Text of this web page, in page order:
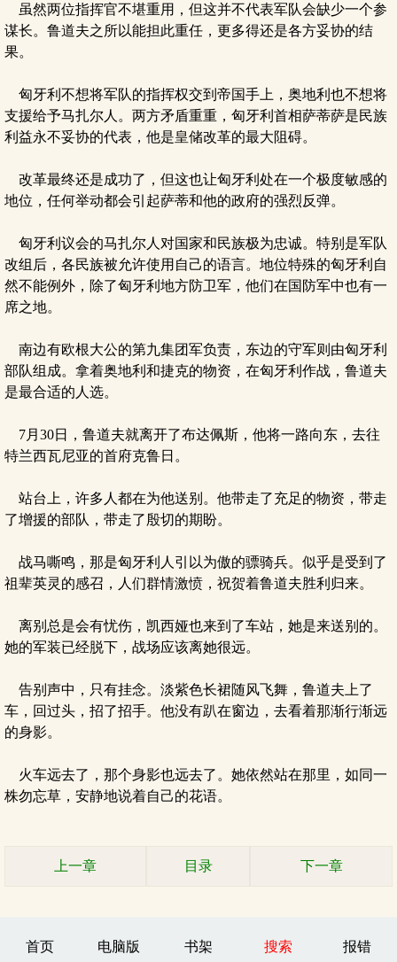
虽然两位指挥官不堪重用，但这并不代表军队会缺少一个参
谋长。鲁道夫之所以能担此重任，更多得还是各方妥协的结
果。
匈牙利不想将军队的指挥权交到帝国手上，奥地利也不想将
支援给予马扎尔人。两方矛盾重重，匈牙利首相萨蒂萨是民族
利益永不妥协的代表，他是皇储改革的最大阻碍。
改革最终还是成功了，但这也让匈牙利处在一个极度敏感的
地位，任何举动都会引起萨蒂和他的政府的强烈反弹。
匈牙利议会的马扎尔人对国家和民族极为忠诚。特别是军队
改组后，各民族被允许使用自己的语言。地位特殊的匈牙利自
然不能例外，除了匈牙利地方防卫军，他们在国防军中也有一
席之地。
南边有欧根大公的第九集团军负责，东边的守军则由匈牙利
部队组成。拿着奥地利和捷克的物资，在匈牙利作战，鲁道夫
是最合适的人选。
7月30日，鲁道夫就离开了布达佩斯，他将一路向东，去往
特兰西瓦尼亚的首府克鲁日。
站台上，许多人都在为他送别。他带走了充足的物资，带走
了增援的部队，带走了殷切的期盼。
战马嘶鸣，那是匈牙利人引以为傲的骠骑兵。似乎是受到了
祖辈英灵的感召，人们群情激愤，祝贺着鲁道夫胜利归来。
离别总是会有忧伤，凯西娅也来到了车站，她是来送别的。
她的军装已经脱下，战场应该离她很远。
告别声中，只有挂念。淡紫色长裙随风飞舞，鲁道夫上了
车，回过头，招了招手。他没有趴在窗边，去看着那渐行渐远
的身影。
火车远去了，那个身影也远去了。她依然站在那里，如同一
株勿忘草，安静地说着自己的花语。
上一章 目录 下一章
首页 电脑版 书架 搜索 报错